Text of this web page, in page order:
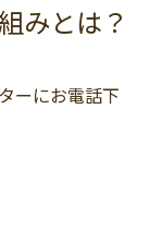
みとは？
ーにお電話下